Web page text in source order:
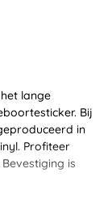
lange
Bij
in
Profiteer
is